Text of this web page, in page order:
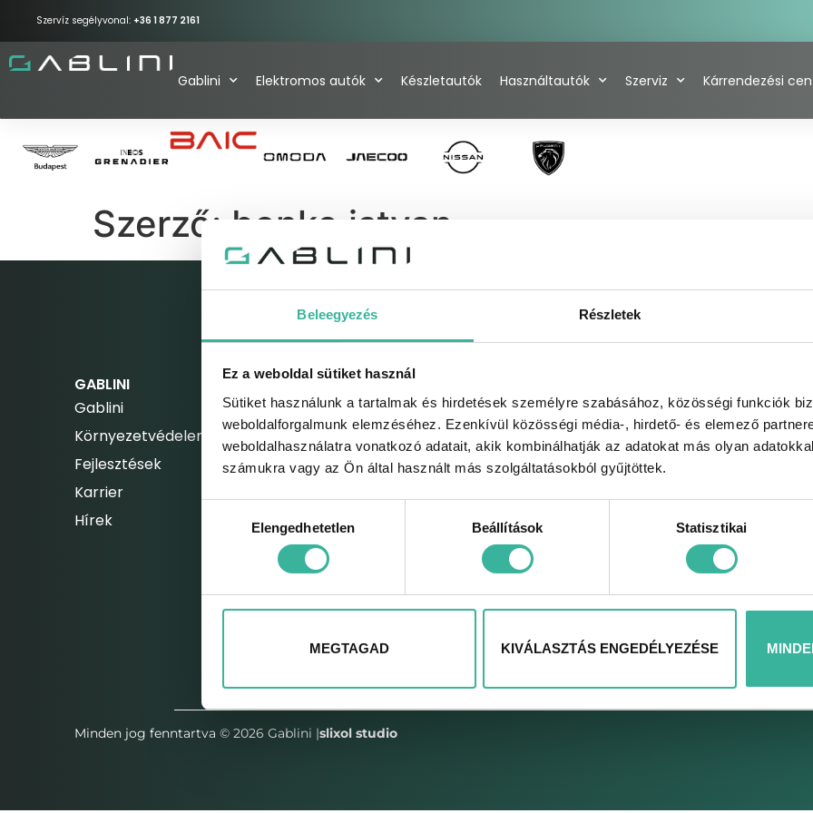
Beleegyezés Részletek
Ez a weboldal sütiket használ
Sütiket használunk a tartalmak és hirdetések személyre szabásához, közösségi funkciók
weboldalforgalmunk elemzéséhez. Ezenkívül közösségi média-, hirdető- és elemező
weboldalhasználatra vonatkozó adatait, akik kombinálhatják az adatokat más olyan
számukra vagy az Ön által használt más szolgáltatásokból gyűjtöttek.
kiválasztásaElengedhetetlen Beállítások Statisztikai
MEGTAGAD KIVÁLASZTÁS ENGEDÉLYEZÉSE
Szervíz segélyvonal: +36 1 877 2161
Gablini Elektromos autók Készletautók Használtautók Szerviz Kárrendezési
Szerző: benko.istvan
GABLINI
Gablini
Környezetvédelem
Fejlesztések
Karrier
Hírek
ELEKETROMOS AUTÓK
Elektromos autók
Hibrid autók
Használtautók
Használtautó
felvásárlás
Használt modelljeink
Szerviz
Elektromos autó
szerviz
szolgáltatásaink
Szerviz akcióink
Alkatrészek
Minden jog fenntartva © 2026 Gablini |slixol studio